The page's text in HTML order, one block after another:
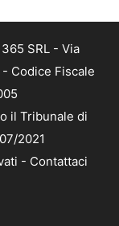
SRL - Via
- Codice Fiscale
il Tribunale di
2021
- Contattaci